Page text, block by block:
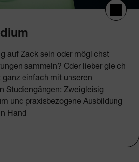
auf Zack sein oder möglichst
sammeln? Oder lieber gleich
ganz einfach mit unseren
Studiengängen: Zweigleisig
und praxisbezogene Ausbildung
Hand